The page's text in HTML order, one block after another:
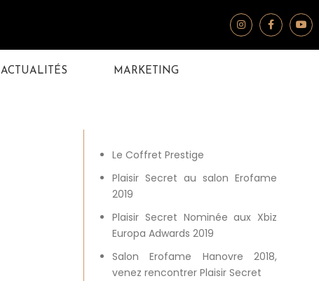
ACTUALITÉS MARKETING
Le Coffret Prestige
Plaisir Secret au salon Erofame
2019
Plaisir Secret Nominée aux Xbiz
Europa Adwards 2019
Salon Erofame Hanovre 2018,
venez rencontrer Plaisir Secret